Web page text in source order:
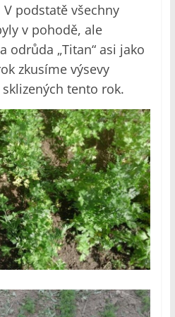
podstatě všechny
v pohodě, ale
odrůda „Titan“ asi jako
zkusíme výsevy
tento rok.